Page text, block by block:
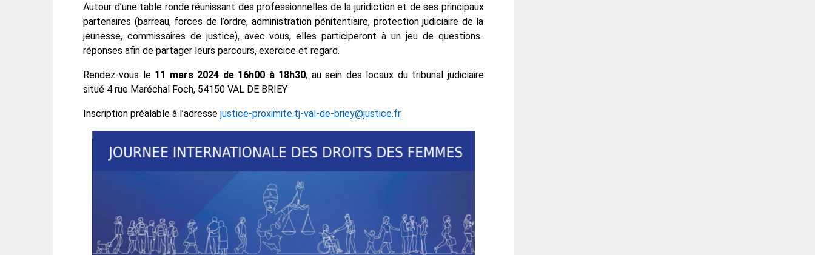
Autour d’une table ronde réunissant des professionnelles de la juridiction et de ses principaux
partenaires (barreau, forces de l’ordre, administration pénitentiaire, protection judiciaire de la
jeunesse, commissaires de justice),avec vous, elles participeront à un jeu de questions-
réponses afin de partager leurs parcours, exercice et regard.
Rendez-vous le 11 mars 2024 de 16h00 à 18h30, au sein des locaux du tribunal judiciaire
situé 4 rue Maréchal Foch, 54150 VAL DE BRIEY
Inscription préalable à l’adresse justice-proximite.tj-val-de-briey@justice.fr